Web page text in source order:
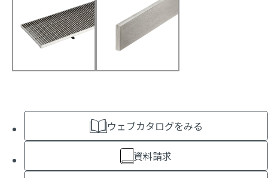
ウェブカタログをみる
資料請求